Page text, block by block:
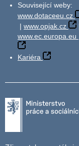
Související weby:
www.dotaceeu.cz
| www.opjak.cz
www.ec.europa.eu
Kariéra